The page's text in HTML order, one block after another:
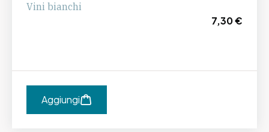
Vini bianchi
7,30 €
Aggiungi